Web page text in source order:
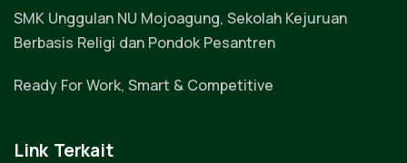
SMK Unggulan NU Mojoagung, Sekolah Kejuruan
Berbasis Religi dan Pondok Pesantren
Ready For Work, Smart & Competitive
Link Terkait